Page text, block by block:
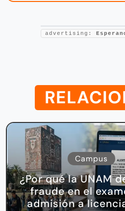
advertising:
Campus
¿Por qué la UNAM
fraude en el
admisión a